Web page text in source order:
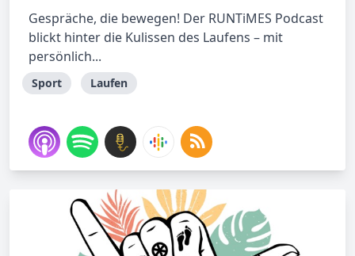
Gespräche, die bewegen! Der RUNTiMES Podcast
blickt hinter die Kulissen des Laufens – mit
persönlich...
Sport Laufen